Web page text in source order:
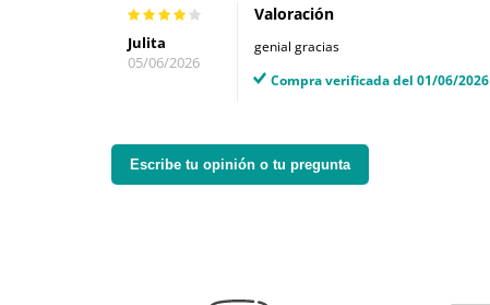
Julita
05/06/2026
Valoración
genial gracias
Compra verificada del 01/06/2026
Escribe tu opinión o tu pregunta